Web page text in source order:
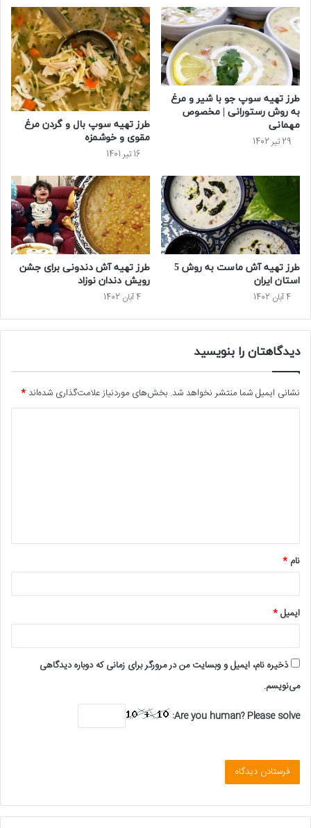
طرز تهیه سوپ جو با شیر و مرغ
به روش رستورانی | مخصوص
مهمانی
29 تیر 1402
طرز تهیه سوپ بال و گردن مرغ
مقوی و خوشمزه
16 تیر 1401
طرز تهیه آش ماست به روش 5
استان ایران
4 آبان 1402
طرز تهیه آش دندونی برای جشن
رویش دندان نوزاد
4 آبان 1402
دیدگاهتان را بنویسید
نشانی ایمیل شما منتشر نخواهد شد. بخش‌های موردنیاز علامت‌گذاری شده‌اند*
*
نام *
ایمیل*
ذخیره نام، ایمیل و وبسایت من در مرورگر برای زمانی که دوباره دیدگاهی
می‌نویسم.
Are you human? Please solve: